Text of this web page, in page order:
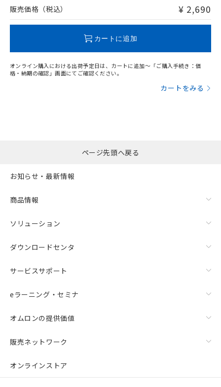
問い合わせください。
販売価格（税込） ¥ 2,690
カートに追加
オンライン購入における出荷予定日は、カートに追加～「ご購入手続き：価
格・納期の確認」画面にてご確認ください。
カートをみる
ページ先頭へ戻る
お知らせ・最新情報
商品情報
ソリューション
ダウンロードセンタ
サービスサポート
eラーニング・セミナ
オムロンの提供価値
販売ネットワーク
オンラインストア